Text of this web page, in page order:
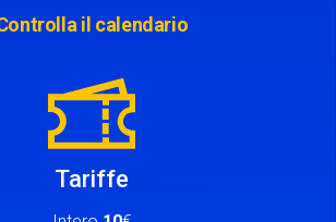
il calendario
Tariffe